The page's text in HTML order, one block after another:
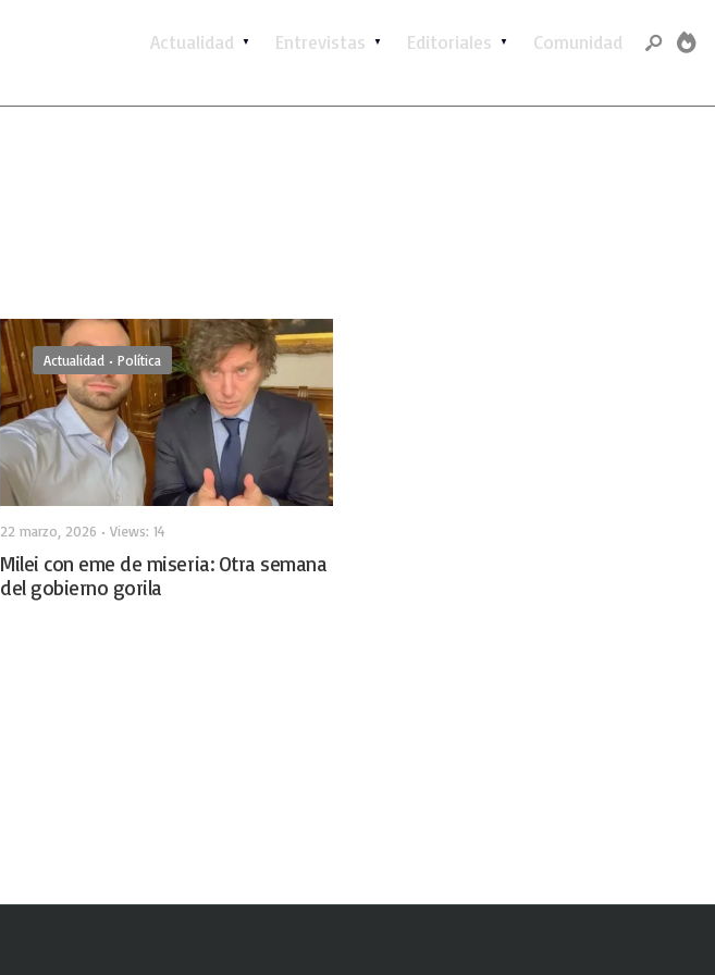
Actualidad Entrevistas Editoriales Comunidad
Actualidad • Política
22 marzo, 2026 • Views: 14
Milei con eme de miseria: Otra semana
del gobierno gorila